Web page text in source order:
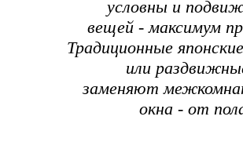
условны и
вещей - максимум
Традиционные
или
заменяют
окна - от